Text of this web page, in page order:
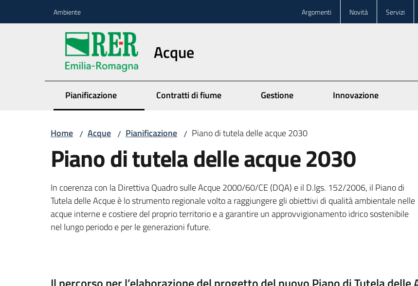
Ambiente Argomenti Novità Servizi
Acque
Pianificazione Contratti di fiume Gestione Innovazione
Home / Acque / Pianificazione / Piano di tutela delle acque 2030
Piano di tutela delle acque 2030
In coerenza con la Direttiva Quadro sulle Acque 2000/60/CE (DQA) e il D.lgs. 152/2006, il Piano di
Tutela delle Acque è lo strumento regionale volto a raggiungere gli obiettivi di qualità ambientale nelle
acque interne e costiere del proprio territorio e a garantire un approvvigionamento idrico sostenibile
nel lungo periodo e per le generazioni future.